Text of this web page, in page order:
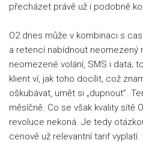
přecházet právě už i podobně
O2 dnes může v kombinaci s
a retencí nabídnout neomezený
neomezené volání, SMS i data;
klient ví, jak toho docílit, což
oškubávat, umět si „dupnout”.
měsíčně. Co se však kvality sítě
revoluce nekoná. Je tedy
cenově už relevantní tarif